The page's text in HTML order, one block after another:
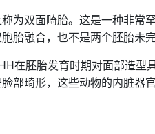
为双面畸胎。这是一种非常
胎融合，也不是两个胚胎未完
在胚胎发育时期对面部造型
部畸形，这些动物的内脏器官